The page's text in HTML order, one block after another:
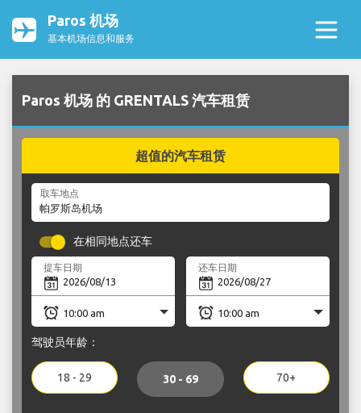
Paros 机场
基本机场信息和服务
Paros 机场 的 GRENTALS 汽车租赁
超值的汽车租赁
取车地点
在相同地点还车
提车日期 还车日期
驾驶员年龄：
18 - 29 30 - 69 70+